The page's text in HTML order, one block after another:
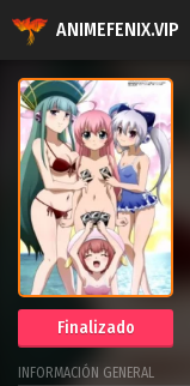
ANIMEFENIX.VIP
Finalizado
INFORMACIÓN GENERAL